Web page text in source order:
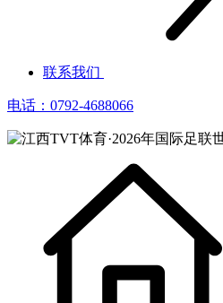
联系我们
电话：0792-4688066